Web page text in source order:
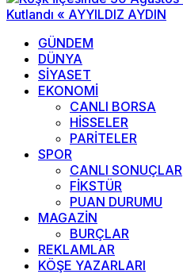
GÜNDEM
DÜNYA
SİYASET
EKONOMİ
CANLI BORSA
HİSSELER
PARİTELER
SPOR
CANLI SONUÇLAR
FİKSTÜR
PUAN DURUMU
MAGAZİN
BURÇLAR
REKLAMLAR
KÖŞE YAZARLARI